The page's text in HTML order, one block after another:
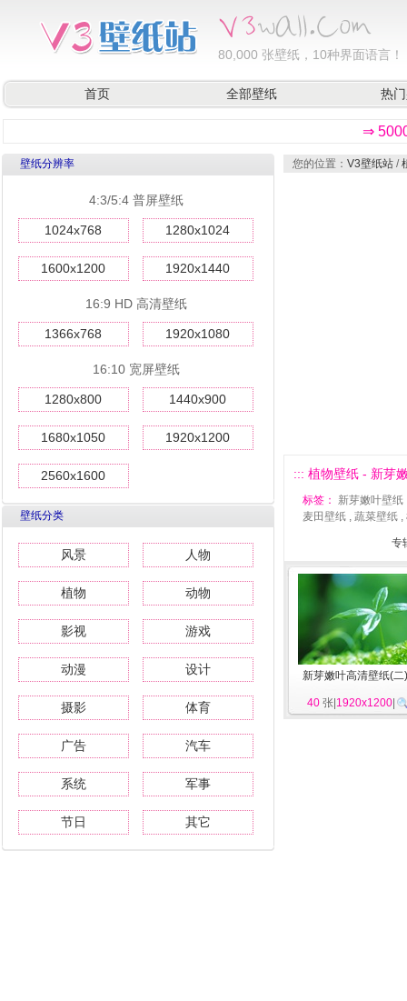
80,000 张壁纸，10种界面语言！
首页 全部壁纸 热
⇒
壁纸分辨率
4:3/5:4 普屏壁纸
1024x768 1280x1024
1600x1200 1920x1440
16:9 HD 高清壁纸
1366x768 1920x1080
16:10 宽屏壁纸
1280x800 1440x900
1680x1050 1920x1200
2560x1600
壁纸分类
风景 人物
植物 动物
影视 游戏
动漫 设计
摄影 体育
广告 汽车
系统 军事
节日 其它
您的位置： V3壁纸站 /
::: 植物壁纸 - 新芽
标签： 新芽嫩叶壁纸
麦田壁纸 , 蔬菜壁纸 ,
专
新芽嫩叶高清壁纸(二
40 张| 1920x1200